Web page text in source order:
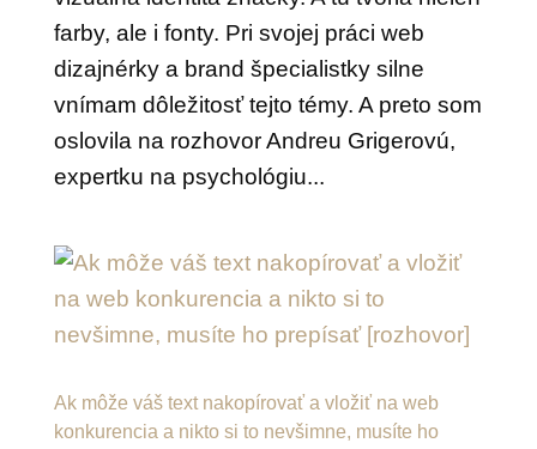
farby, ale i fonty. Pri svojej práci web
dizajnérky a brand špecialistky silne
vnímam dôležitosť tejto témy. A preto som
oslovila na rozhovor Andreu Grigerovú,
expertku na psychológiu...
Ak môže váš text nakopírovať a vložiť na web
konkurencia a nikto si to nevšimne, musíte ho